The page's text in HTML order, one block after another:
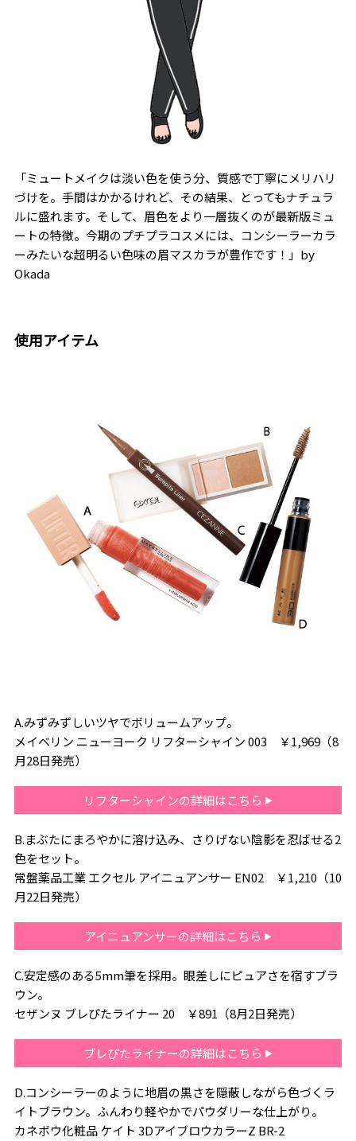
「ミュートメイクは淡い色を使う分、質感で丁寧にメリハリ
づけを。手間はかかるけれど、その結果、とってもナチュラ
ルに盛れます。そして、眉色をより一層抜くのが最新版ミュ
ートの特徴。今期のプチプラコスメには、コンシーラーカラ
ーみたいな超明るい色味の眉マスカラが豊作です！」by
Okada
使用アイテム
A.みずみずしいツヤでボリュームアップ。
メイベリン ニューヨーク リフターシャイン 003 ￥1,969（8
月28日発売）
リフターシャインの詳細はこちら
B.まぶたにまろやかに溶け込み、さりげない陰影を忍ばせる2
色をセット。
常盤薬品工業 エクセル アイニュアンサー EN02 ￥1,210（10
月22日発売）
アイニュアンサーの詳細はこちら
C.安定感のある5mm筆を採用。眼差しにピュアさを宿すブラ
ウン。
セザンヌ ブレぴたライナー 20 ￥891（8月2日発売）
ブレぴたライナーの詳細はこちら
D.コンシーラーのように地眉の黒さを隠蔽しながら色づくラ
イトブラウン。ふんわり軽やかでパウダリーな仕上がり。
カネボウ化粧品 ケイト 3DアイブロウカラーZ BR-2